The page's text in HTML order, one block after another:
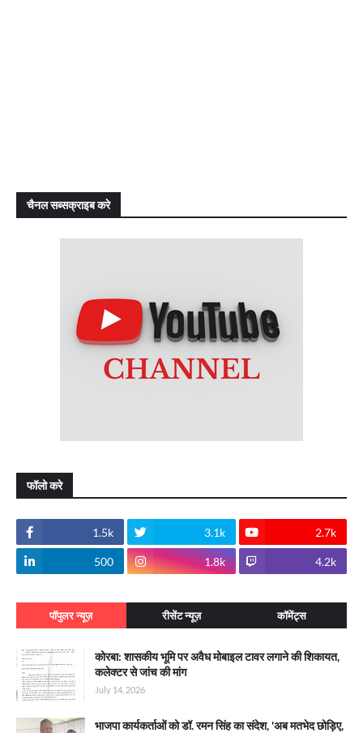
चैनल सब्सक्राइब करे
फॉलो करे
1.5k 3.1k 2.7k
500 1.8k 4.2k
पॉपुलर न्यूज़ रीसेंट न्यूज़ कॉमेंट्स
कोरबा: शासकीय भूमि पर अवैध मोबाइल टावर लगाने की शिकायत,
कलेक्टर से जांच की मांग
July 14, 2026
भाजपा कार्यकर्ताओं को डॉ. रमन सिंह का संदेश, 'अब मतभेद छोड़िए,